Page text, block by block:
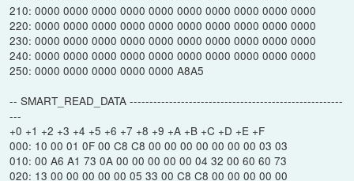
210: 0000 0000 0000 0000 0000 0000 0000 0000 0000 0000
220: 0000 0000 0000 0000 0000 0000 0000 0000 0000 0000
230: 0000 0000 0000 0000 0000 0000 0000 0000 0000 0000
240: 0000 0000 0000 0000 0000 0000 0000 0000 0000 0000
250: 0000 0000 0000 0000 0000 A8A5
-- SMART_READ_DATA ------------------------------------------------------
---
+0 +1 +2 +3 +4 +5 +6 +7 +8 +9 +A +B +C +D +E +F
000: 10 00 01 0F 00 C8 C8 00 00 00 00 00 00 00 03 03
010: 00 A6 A1 73 0A 00 00 00 00 00 04 32 00 60 60 73
020: 13 00 00 00 00 00 05 33 00 C8 C8 00 00 00 00 00